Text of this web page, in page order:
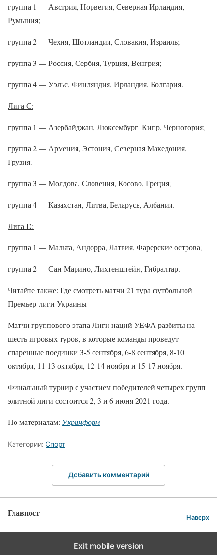
группа 1 — Австрия, Норвегия, Северная Ирландия,
Румыния;
группа 2 — Чехия, Шотландия, Словакия, Израиль;
группа 3 — Россия, Сербия, Турция, Венгрия;
группа 4 — Уэльс, Финляндия, Ирландия, Болгария.
Лига С:
группа 1 — Азербайджан, Люксембург, Кипр, Черногория;
группа 2 — Армения, Эстония, Северная Македония,
Грузия;
группа 3 — Молдова, Словения, Косово, Греция;
группа 4 — Казахстан, Литва, Беларусь, Албания.
Лига D:
группа 1 — Мальта, Андорра, Латвия, Фарерские острова;
группа 2 — Сан-Марино, Лихтенштейн, Гибралтар.
Читайте также: Где смотреть матчи 21 тура футбольной
Премьер-лиги Украины
Матчи группового этапа Лиги наций УЕФА разбиты на
шесть игровых туров, в которые команды проведут
спаренные поединки 3-5 сентября, 6-8 сентября, 8-10
октября, 11-13 октября, 12-14 ноября и 15-17 ноября.
Финальный турнир с участием победителей четырех групп
элитной лиги состоится 2, 3 и 6 июня 2021 года.
По материалам: Укринформ
Категории: Спорт
Добавить комментарий
Главпост Наверх
Exit mobile version